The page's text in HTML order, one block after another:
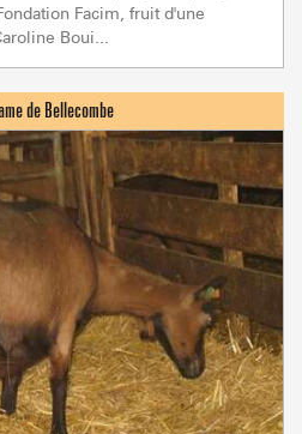
Facim, fruit d'une
Boui...